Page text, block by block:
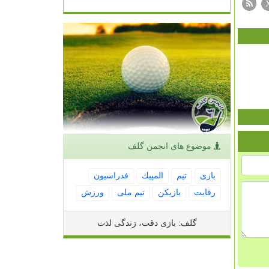
موضوع های انجمن گلف
بازی تیم المپیك
فدراسیون
رقابت
بازیكن تیم ملی ورزش
گلف: بازی دقت، زندگی لذت